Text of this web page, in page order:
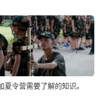
夏令营需要了解的知识。